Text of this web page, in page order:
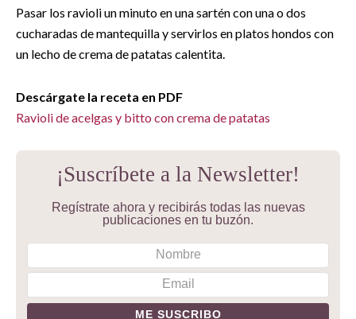
Pasar los ravioli un minuto en una sartén con una o dos
cucharadas de mantequilla y servirlos en platos hondos con
un lecho de crema de patatas calentita.
Descárgate la receta en PDF
Ravioli de acelgas y bitto con crema de patatas
¡Suscríbete a la Newsletter!
Regístrate ahora y recibirás todas las nuevas
publicaciones en tu buzón.